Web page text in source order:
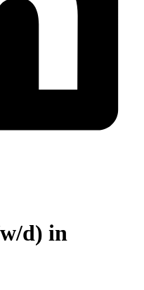
d) in